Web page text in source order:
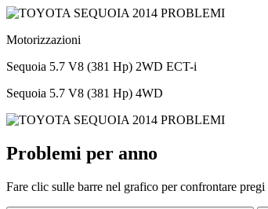
Motorizzazioni
Sequoia 5.7 V8 (381 Hp) 2WD ECT-i
Sequoia 5.7 V8 (381 Hp) 4WD
Problemi per anno
Fare clic sulle barre nel grafico per confrontare pregi